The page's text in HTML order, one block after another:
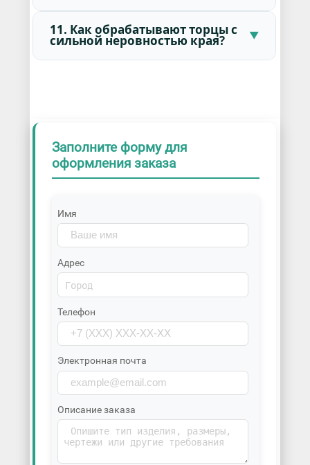
11. Как обрабатывают торцы с
сильной неровностью края?
Заполните форму для
оформления заказа
Имя
Адрес
Телефон
Электронная почта
Описание заказа